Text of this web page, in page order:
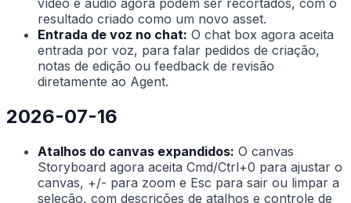
vídeo e áudio agora podem ser recortados, com o
resultado criado como um novo asset.
Entrada de voz no chat: O chat box agora aceita
entrada por voz, para falar pedidos de criação,
notas de edição ou feedback de revisão
diretamente ao Agent.
2026-07-16
Atalhos do canvas expandidos: O canvas
Storyboard agora aceita Cmd/Ctrl+0 para ajustar o
canvas, +/- para zoom e Esc para sair ou limpar a
seleção, com descrições de atalhos e controle de